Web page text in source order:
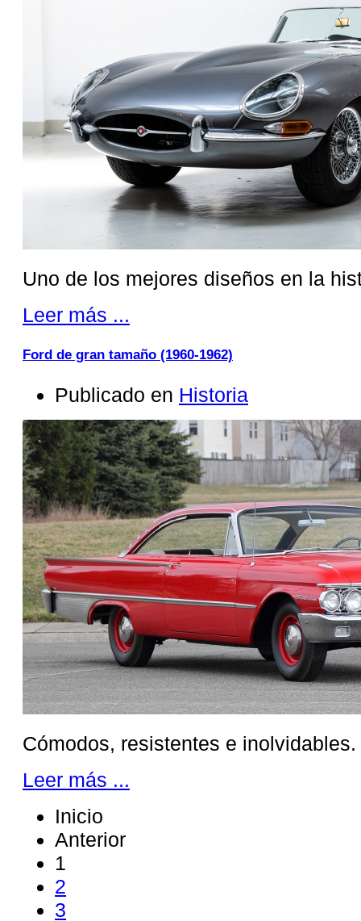
Uno de los mejores diseños en la
Leer más ...
Ford de gran tamaño (1960-1962)
Publicado en Historia
Cómodos, resistentes e inolvidables.
Leer más ...
Inicio
Anterior
1
2
3